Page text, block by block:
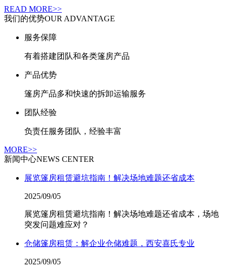
READ MORE>>
我们的优势OUR ADVANTAGE
服务保障
有着搭建团队和各类篷房产品
产品优势
篷房产品多和快速的拆卸运输服务
团队经验
负责任服务团队，经验丰富
MORE>>
新闻中心NEWS CENTER
展览篷房租赁避坑指南！解决场地难题还省成本
2025/09/05
展览篷房租赁避坑指南！解决场地难题还省成本，场地
突发问题难应对？
仓储篷房租赁：解企业仓储难题，西安喜氏专业
2025/09/05